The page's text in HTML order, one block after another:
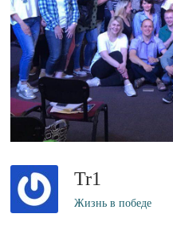
Tr1
Жизнь в победе